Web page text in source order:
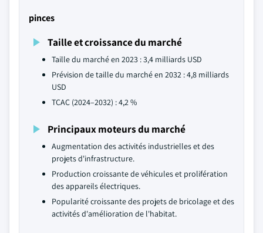
pinces
Taille et croissance du marché
Taille du marché en 2023 : 3,4 milliards USD
Prévision de taille du marché en 2032 : 4,8 milliards
USD
TCAC (2024–2032) : 4,2 %
Principaux moteurs du marché
Augmentation des activités industrielles et des
projets d'infrastructure.
Production croissante de véhicules et prolifération
des appareils électriques.
Popularité croissante des projets de bricolage et des
activités d'amélioration de l'habitat.